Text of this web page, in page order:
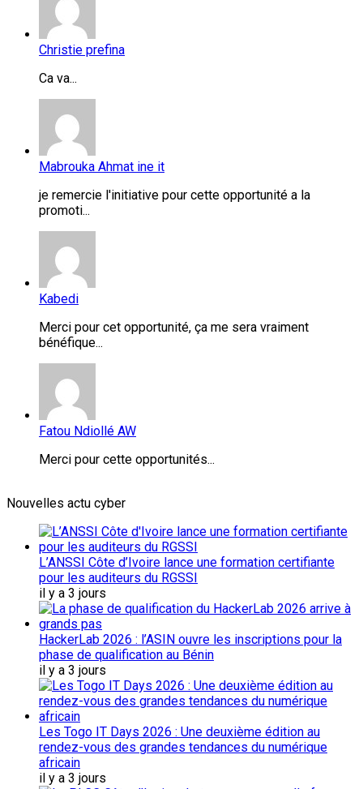
Christie prefina
Ca va...
Mabrouka Ahmat ine it
je remercie l'initiative pour cette opportunité a la
promoti...
Kabedi
Merci pour cet opportunité, ça me sera vraiment
bénéfique...
Fatou Ndiollé AW
Merci pour cette opportunités...
Nouvelles actu cyber
L’ANSSI Côte d’Ivoire lance une formation certifiante
pour les auditeurs du RGSSI
il y a 3 jours
HackerLab 2026 : l’ASIN ouvre les inscriptions pour la
phase de qualification au Bénin
il y a 3 jours
Les Togo IT Days 2026 : Une deuxième édition au
rendez-vous des grandes tendances du numérique
africain
il y a 3 jours